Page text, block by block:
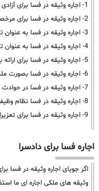
1- اجاره وثیقه در فسا برای آزادی زندانی
2- اجاره وثیقه در فسا برای مرخصی از زندان
3- اجاره وثیقه در فسا به عنوان تامین کیفری در دادسرا
4- اجاره وثیقه در فسا به عنوان تامین کیفری در دادگاه
5- اجاره وثیقه در فسا برای ارائه به بانک
6- اجاره وثیقه در فسا بصورت ملکی
7- اجاره وثیقه در فسا در حوادث رانندگی
8- اجاره وثیقه در فسا نظام وظیفه برای خروج مشمولان سربازی از کشور
9- اجاره وثیقه در فسا برای تعزیرات حکومتی
اجاره فسا برای دادسرا
اگر جویای اجاره وثیقه در فسا
وثیقه های ملکی اجاره ای ما